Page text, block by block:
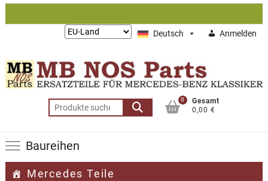
Zum
Deutsch Anmelden
Lieferung
Suchen
nach:
0
Gesamt
0,00 €
Baureihen
Mercedes Teile